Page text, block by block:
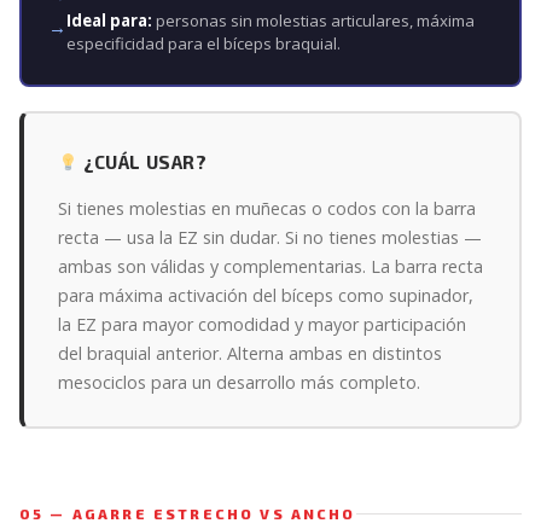
Ideal para: personas sin molestias articulares, máxima
especificidad para el bíceps braquial.
¿CUÁL USAR?
Si tienes molestias en muñecas o codos con la barra
recta — usa la EZ sin dudar. Si no tienes molestias —
ambas son válidas y complementarias. La barra recta
para máxima activación del bíceps como supinador,
la EZ para mayor comodidad y mayor participación
del braquial anterior. Alterna ambas en distintos
mesociclos para un desarrollo más completo.
05 — AGARRE ESTRECHO VS ANCHO